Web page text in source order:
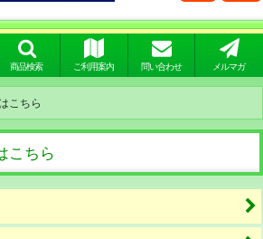
商品検索 ご利用案内 問い合わせ メルマガ
こちら
こちら